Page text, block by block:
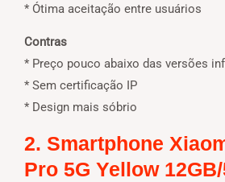
* Ótima aceitação entre usuários
Contras
* Preço pouco abaixo das versões
* Sem certificação IP
* Design mais sóbrio
2. Smartphone
Pro 5G Yellow